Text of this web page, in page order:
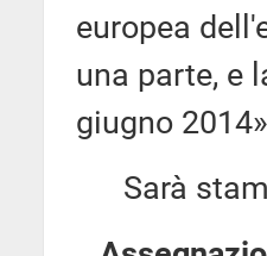
europea
una parte, e
giugno
Sarà